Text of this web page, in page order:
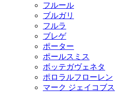
フルール
ブルガリ
フルラ
ブレゲ
ポーター
ポールスミス
ボッテガヴェネタ
ポロラルフローレン
マーク ジェイコブス